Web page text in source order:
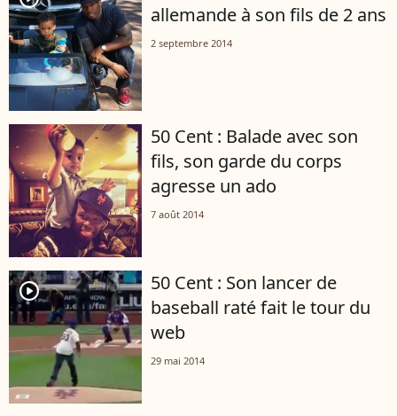
allemande à son fils de 2 ans
2 septembre 2014
50 Cent : Balade avec son
fils, son garde du corps
agresse un ado
7 août 2014
player2
50 Cent : Son lancer de
baseball raté fait le tour du
web
29 mai 2014